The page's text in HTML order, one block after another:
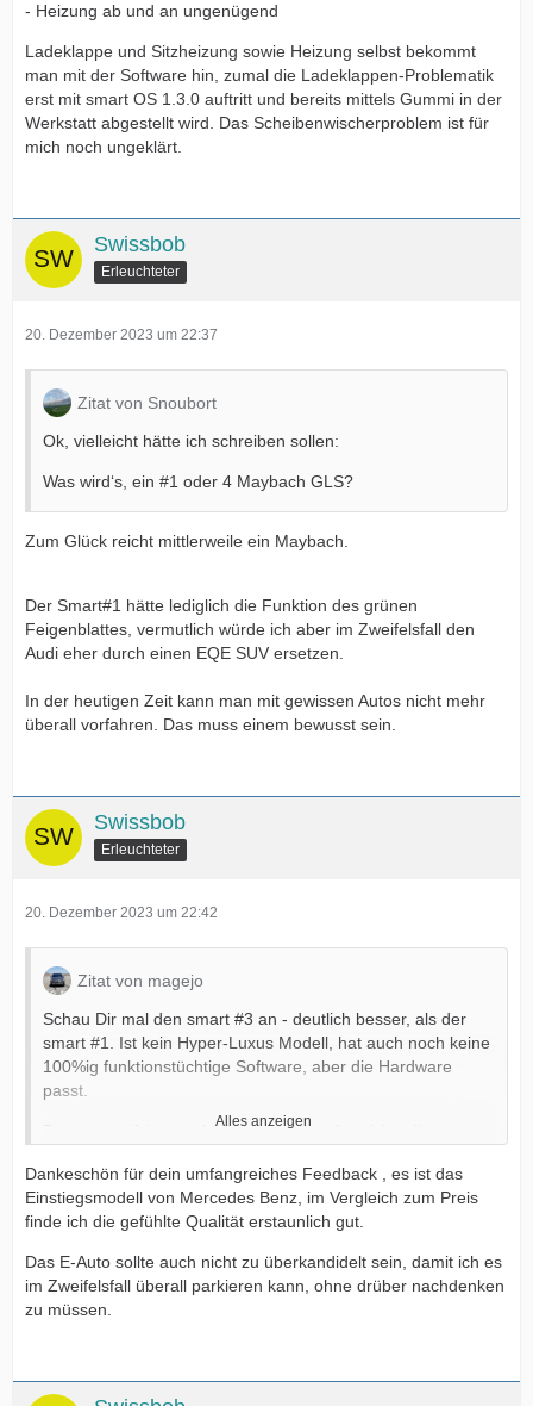
- Heizung ab und an ungenügend
Ladeklappe und Sitzheizung sowie Heizung selbst bekommt
man mit der Software hin, zumal die Ladeklappen-Problematik
erst mit smart OS 1.3.0 auftritt und bereits mittels Gummi in der
Werkstatt abgestellt wird. Das Scheibenwischerproblem ist für
mich noch ungeklärt.
Swissbob
Erleuchteter
20. Dezember 2023 um 22:37
Zitat von Snoubort
Ok, vielleicht hätte ich schreiben sollen:
Was wird‘s, ein #1 oder 4 Maybach GLS?
Zum Glück reicht mittlerweile ein Maybach.
Der Smart#1 hätte lediglich die Funktion des grünen
Feigenblattes, vermutlich würde ich aber im Zweifelsfall den
Audi eher durch einen EQE SUV ersetzen.
In der heutigen Zeit kann man mit gewissen Autos nicht mehr
überall vorfahren. Das muss einem bewusst sein.
Swissbob
Erleuchteter
20. Dezember 2023 um 22:42
Zitat von magejo
Schau Dir mal den smart #3 an - deutlich besser, als der
smart #1. Ist kein Hyper-Luxus Modell, hat auch noch keine
100%ig funktionstüchtige Software, aber die Hardware
passt.
Der smart #1 hat noch einige Punkte, die mich selbst
an manchen Tagen schon lustlos
- Bei Regen bei 140-160 km/h schafft es der
entfernen. Es blieb oft eine Wasserschicht übrig, da
vermutlich der Anpressdruck der Wischer zu gering ist.
Tempotaschentuch an der Klappe selbst ab
- darf dann
Alles anzeigen
Dankeschön für dein umfangreiches Feedback , es ist das
Einstiegsmodell von Mercedes Benz, im Vergleich zum Preis
finde ich die gefühlte Qualität erstaunlich gut.
Das E-Auto sollte auch nicht zu überkandidelt sein, damit ich es
im Zweifelsfall überall parkieren kann, ohne drüber nachdenken
zu müssen.